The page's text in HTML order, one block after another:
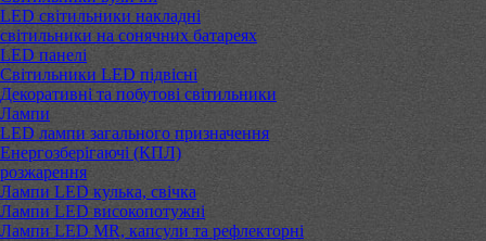
LED світильники накладні
світильники на сонячних батареях
LED панелі
Світильники LED підвісні
Декоративні та побутові світильники
Лампи
LED лампи загального призначення
Енергозберігаючі (КПЛ)
розжарення
Лампи LED кулька, свічка
Лампи LED високопотужні
Лампи LED MR, капсули та рефлекторні